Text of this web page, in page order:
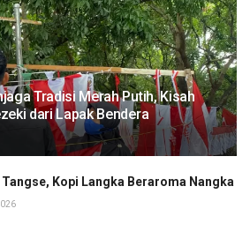
Tradisi Merah Putih, Kisah
dari Lapak Bendera
Kopi Langka Beraroma Nangka